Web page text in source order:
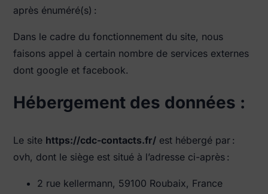
après énuméré(s) :
Dans le cadre du fonctionnement du site, nous
faisons appel à certain nombre de services externes
dont google et facebook.
Hébergement des données :
Le site https://cdc-contacts.fr/ est hébergé par :
ovh, dont le siège est situé à l’adresse ci-après :
2 rue kellermann, 59100 Roubaix, France